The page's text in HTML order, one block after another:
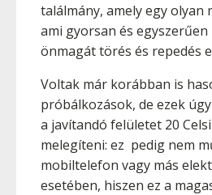
találmány, amely egy olyan
ami gyorsan és
önmagát törés és repedés
Voltak már korábban is
próbálkozások, de ezek
a javítandó felületet 20
melegíteni: ez pedig nem
mobiltelefon vagy más
esetében, hiszen ez a